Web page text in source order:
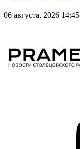
06 августа, 2026 14:45